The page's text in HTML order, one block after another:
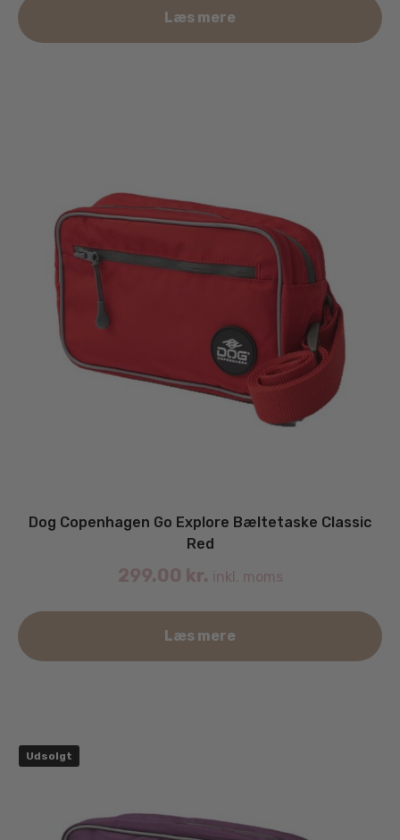
Læs mere
Dog Copenhagen Go Explore Bæltetaske Classic
Red
299.00 kr. inkl. moms
Læs mere
Udsolgt